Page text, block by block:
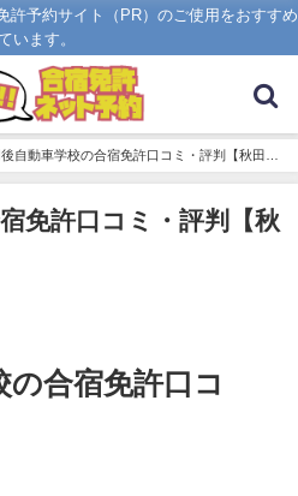
許予約サイト（PR）のご使用をおすすめ
います。
自動車学校の合宿免許口コミ・評判【秋田県
免許口コミ・評判【秋
の合宿免許口コ